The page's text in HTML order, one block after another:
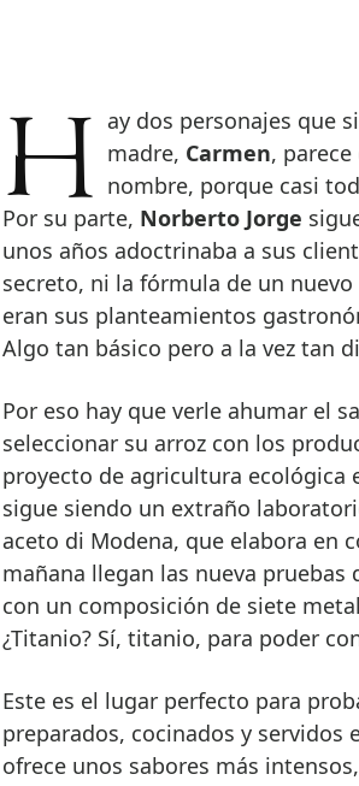
Hay dos personajes que siempre nos van a llamar la atención. La madre, Carmen,
nombre, porque casi
Por su parte, Norberto Jorge
unos años adoctrinaba a sus
secreto, ni la fórmula de un
eran sus planteamientos
Algo tan básico pero a la vez tan
Por eso hay que verle ahumar el
seleccionar su arroz con los
proyecto de agricultura ecológica
sigue siendo un extraño
aceto di Modena, que elabora en
mañana llegan las nueva pruebas
con un composición de siete
¿Titanio? Sí, titanio, para poder
Este es el lugar perfecto para
preparados, cocinados y servidos
ofrece unos sabores más